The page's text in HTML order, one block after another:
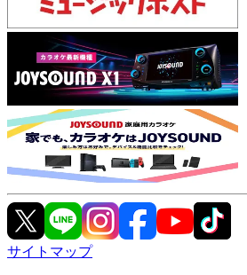
サイトマップ